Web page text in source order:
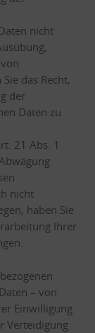
nicht
das Recht,
der
Daten zu
21 Abs. 1
nicht
haben Sie
Ihrer
– von
Einwilligung
Verteidigung